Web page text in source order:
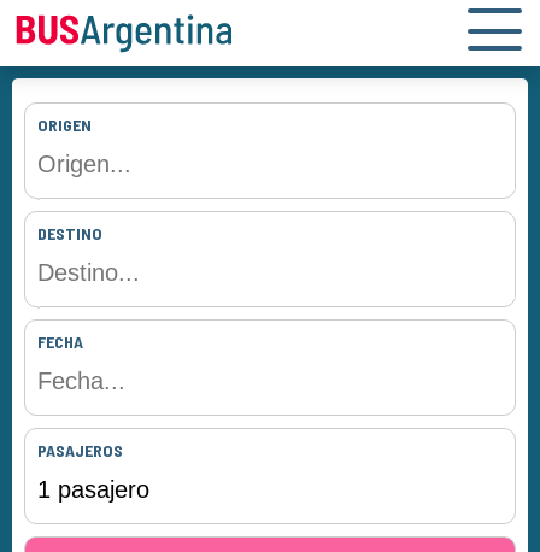
ORIGEN
DESTINO
FECHA
PASAJEROS